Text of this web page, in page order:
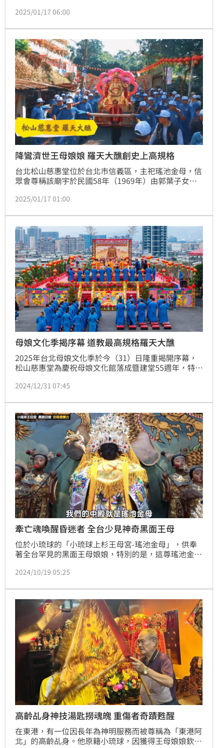
的深厚內涵與歷史價值。醮典邀請國內外道教名家參
盛會。
2025/01/17 06:00
降鸞濟世王母娘娘 羅天大醮創史上高規格
台北松山慈惠堂位於台北市信義區，主祀瑤池金母，信
眾會尊稱該廟宇於民國58年（1969年）由郭葉子女士
諭，為民治病消災解厄等慈悲救世，最終於民國70年遷
中心之一。每年舉辦的母娘文化季是全台母娘信仰重要
活動，今年將於4月28日至5月4日舉辦，其羅天大醮預
計將創史上高規格，令人注目期待。
2025/01/17 01:00
母娘文化季揭序幕 道教最高規格羅天大醮
2025年台北母娘文化季於今（31）日隆重揭開序幕，
松山慈惠堂為慶祝母娘文化館落成暨建堂55週年，特擴
子堂主、李瑞彬總策劃長、張漢呈執行長帶領眾功德主
動揭開揭幕。
2024/12/31 07:45
牽亡魂喚醒昏迷者 全台少見神奇黑面王母
位於小琉球的「小琉球上杉王母宮-瑤池金母」，供奉
著全台罕見的黑面王母娘娘，特別的是，這尊瑤池金母
者與亡者溝通，在小琉球早期，無論是牽亡還是調陰，
要的信仰中心之一。
2024/10/19 05:25
高齡乩身神技湯匙撈魂魄 重傷者奇蹟甦醒
在東港，有一位因長年為神明服務而被尊稱為「東港阿
北」的高齡乩身。他原籍小琉球，因獲得王母娘娘欽點